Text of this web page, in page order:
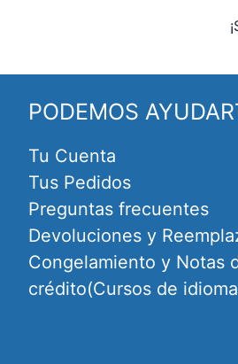
PODEMOS
Tu Cuenta
Tus Pedidos
Preguntas frecuentes
Devoluciones y
Congelamiento y Notas
crédito(Cursos de